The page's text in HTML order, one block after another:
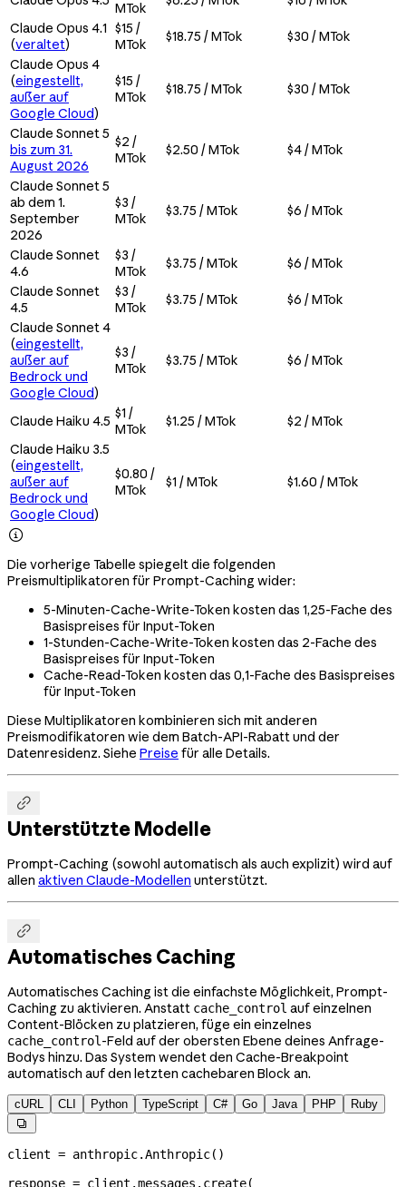
MTok
Claude Opus 4.1
(veraltet)
$15 /
MTok
$18.75 / MTok
$30 / MTok
Claude Opus 4
(eingestellt,
außer auf
Google Cloud)
$15 /
MTok
$18.75 / MTok $30 / MTok
Claude Sonnet 5
bis zum 31.
August 2026
$2 /
MTok
$2.50 / MTok $4 / MTok
Claude Sonnet 5
ab dem 1.
September
2026
$3 /
MTok
$3.75 / MTok $6 / MTok
Claude Sonnet
4.6
$3 /
MTok
$3.75 / MTok
$6 / MTok
Claude Sonnet
4.5
$3 /
MTok
$3.75 / MTok
$6 / MTok
Claude Sonnet 4
(eingestellt,
außer auf
Bedrock und
Google Cloud)
$3 /
MTok
$3.75 / MTok $6 / MTok
Claude Haiku 4.5 $1 /
MTok
$1.25 / MTok
$2 / MTok
Claude Haiku 3.5
(eingestellt,
außer auf
Bedrock und
Google Cloud)
$0.80 /
MTok
$1 / MTok $1.60 / MTok

Die vorherige Tabelle spiegelt die folgenden
Preismultiplikatoren für Prompt-Caching wider:
5-Minuten-Cache-Write-Token kosten das 1,25-Fache des
Basispreises für Input-Token
1-Stunden-Cache-Write-Token kosten das 2-Fache des
Basispreises für Input-Token
Cache-Read-Token kosten das 0,1-Fache des Basispreises
für Input-Token
Diese Multiplikatoren kombinieren sich mit anderen
Preismodifikatoren wie dem Batch-API-Rabatt und der
Datenresidenz. Siehe Preise für alle Details.

Unterstützte Modelle
Prompt-Caching (sowohl automatisch als auch explizit) wird auf
allen aktiven Claude-Modellen unterstützt.

Automatisches Caching
Automatisches Caching ist die einfachste Möglichkeit, Prompt-
Caching zu aktivieren. Anstatt cache_control auf einzelnen
Content-Blöcken zu platzieren, füge ein einzelnes
cache_control-Feld auf der obersten Ebene deines Anfrage-
Bodys hinzu. Das System wendet den Cache-Breakpoint
automatisch auf den letzten cachebaren Block an.
cURL CLI Python TypeScript C# Go Java PHP Ruby

client = anthropic.Anthropic()
response = client.messages.create(